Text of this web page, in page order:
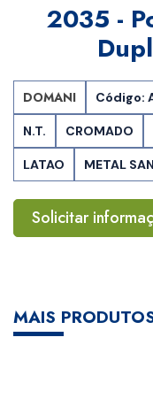
2035 -
DOMANI Código:
N.T. CROMADO
LATAO METAL
Solicitar
MAIS